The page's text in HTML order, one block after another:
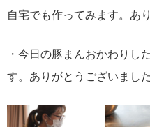
自宅でも作ってみます。あ
・今日の豚まんおかわりし
す。ありがとうございました